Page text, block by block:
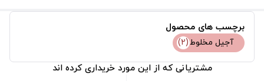
برچسب های محصول
آجیل مخلوط(2)
مشتریانی که از این مورد خریداری کرده اند